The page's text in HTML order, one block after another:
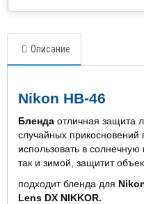
Описание
Nikon HB-46
Бленда отличная защита
случайных
использовать в
так и зимой, защитит
подходит бленда для
Lens DX NIKKOR.